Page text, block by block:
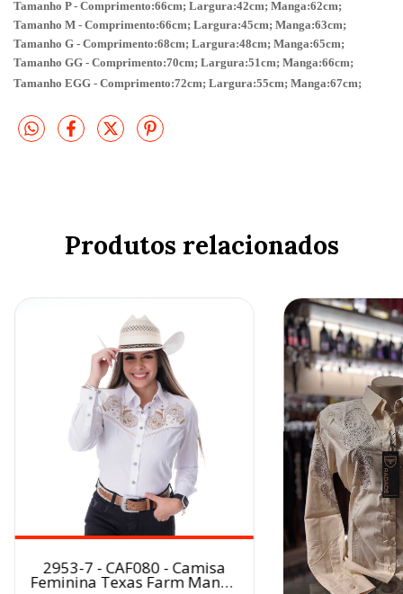
Tamanho P - Comprimento:66cm; Largura:42cm; Manga:62cm;
Tamanho M - Comprimento:66cm; Largura:45cm; Manga:63cm;
Tamanho G - Comprimento:68cm; Largura:48cm; Manga:65cm;
Tamanho GG - Comprimento:70cm; Largura:51cm; Manga:66cm;
Tamanho EGG - Comprimento:72cm; Largura:55cm; Manga:67cm;
Produtos relacionados
2953-7 - CAF080 - Camisa
Feminina Texas Farm Manga